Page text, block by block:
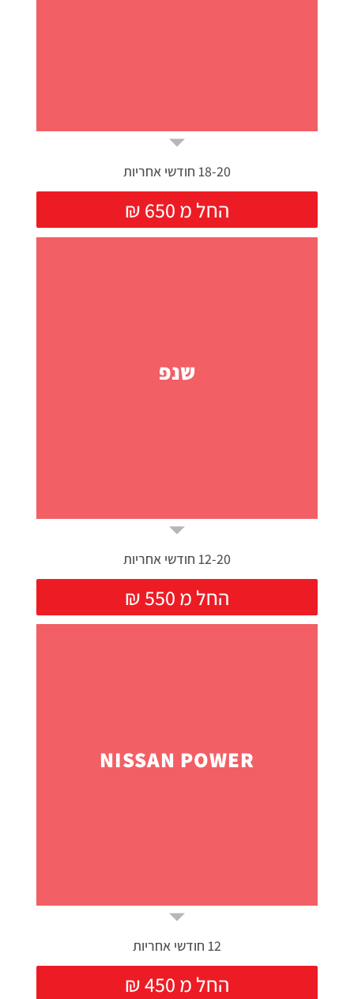
18-20 חודשי אחריות
₪ החל מ 650
שנפ
12-20 חודשי אחריות
₪ החל מ 550
NISSAN POWER
12 חודשי אחריות
₪ החל מ 450